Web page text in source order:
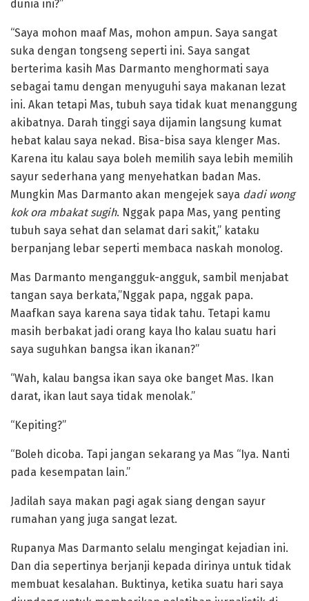
dunia ini?”
“Saya mohon maaf Mas, mohon ampun. Saya sangat
suka dengan tongseng seperti ini. Saya sangat
berterima kasih Mas Darmanto menghormati saya
sebagai tamu dengan menyuguhi saya makanan lezat
ini. Akan tetapi Mas, tubuh saya tidak kuat menanggung
akibatnya. Darah tinggi saya dijamin langsung kumat
hebat kalau saya nekad. Bisa-bisa saya klenger Mas.
Karena itu kalau saya boleh memilih saya lebih memilih
sayur sederhana yang menyehatkan badan Mas.
Mungkin Mas Darmanto akan mengejek saya dadi wong
kok ora mbakat sugih. Nggak papa Mas, yang penting
tubuh saya sehat dan selamat dari sakit,” kataku
berpanjang lebar seperti membaca naskah monolog.
Mas Darmanto mengangguk-angguk, sambil menjabat
tangan saya berkata,”Nggak papa, nggak papa.
Maafkan saya karena saya tidak tahu. Tetapi kamu
masih berbakat jadi orang kaya lho kalau suatu hari
saya suguhkan bangsa ikan ikanan?”
“Wah, kalau bangsa ikan saya oke banget Mas. Ikan
darat, ikan laut saya tidak menolak.”
“Kepiting?”
“Boleh dicoba. Tapi jangan sekarang ya Mas “Iya. Nanti
pada kesempatan lain.”
Jadilah saya makan pagi agak siang dengan sayur
rumahan yang juga sangat lezat.
Rupanya Mas Darmanto selalu mengingat kejadian ini.
Dan dia sepertinya berjanji kepada dirinya untuk tidak
membuat kesalahan. Buktinya, ketika suatu hari saya